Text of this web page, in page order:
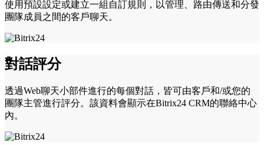
使用預設設定或建立一組自訂規則，以管理、路由傳送和分發
團隊成員之間的客戶聊天。
對話評分
透過Web聊天小部件進行的每個對話，皆可由客戶和/或您的
團隊主管進行評分。該資料會顯示在Bitrix24 CRM的聯絡中心
內。